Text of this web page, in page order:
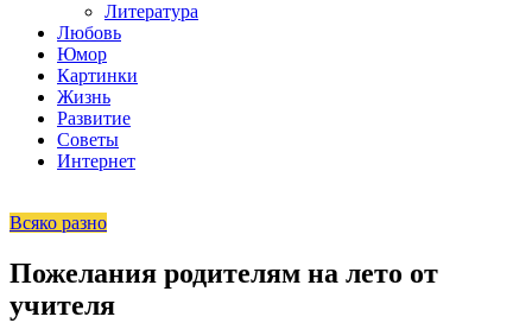
Литература
Любовь
Юмор
Картинки
Жизнь
Развитие
Советы
Интернет
Всяко разно
Пожелания родителям на лето от
учителя